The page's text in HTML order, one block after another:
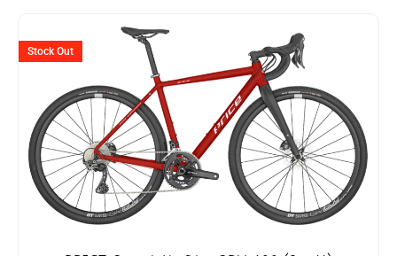
Stock Out
Ursprünglicher
Preis
war:
CHF 2'020
ist:
CHF